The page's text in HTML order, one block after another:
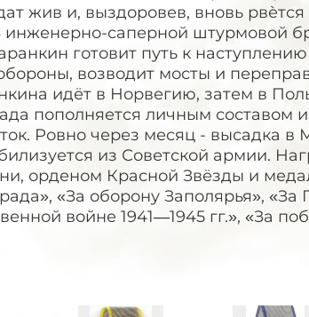
жив и, выздоровев, вновь
инженерно-саперной штурмовой
готовит путь к
возводит мосты и
идёт в Норвегию, затем в
пополняется личным составом и
Ровно через месяц - высадка в
из Советской армии.
орденом Красной Звёзды и
«За оборону Заполярья», «За
войне 1941—1945 гг.», «За